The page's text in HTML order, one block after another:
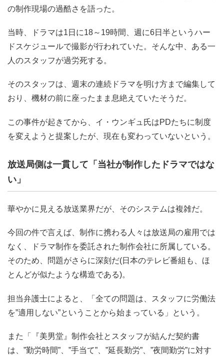
の制作現場の過酷さを語った。
当時、ドラマは1日に18～19時間、週に6日半というハー
ドスケジュールで撮影が行われていた。そんな中、ある一
人のスタッフが過労死する。
そのスタッフは、週末の連続ドラマを明け方まで編集して
おり、機材の前に座ったまま息絶えていたそうだ。
この事件が起きてから、イ・ウンギュ氏はPDたちに制度
を変えようと提案したが、現在も変わっていないという。
放送局側は一貫して「当社が制作したドラマではな
い」
華やかに見える放送業界だが、そのシステムは複雑だ。
今回の件で言えば、制作に携わる人々は放送局の雇用では
なく、ドラマ制作を委託された制作会社に所属している。
そのため、問題がさらに深刻だ(日本のテレビ番組も、ほ
とんどが似たような構造である)。
担当弁護士によると、「全ての問題は、スタッフに労働法
を”適用しない”ということから始まっている」という。
また「『美男堂』制作会社とスタッフが結んだ契約書
は、”勤労時間”、”手当て”、”延長勤労”、”夜間勤労”に対す